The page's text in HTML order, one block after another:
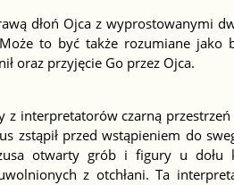
dłoń Ojca z wyprostowanymi
to być także rozumiane jako
oraz przyjęcie Go przez Ojca.
z interpretatorów czarną
zstąpił przed wstąpieniem do
otwarty grób i figury u dołu
z otchłani. Ta